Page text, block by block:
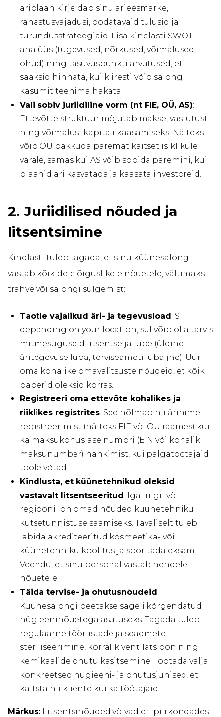
äriplaan kirjeldab sinu ärieesmärke,
rahastusvajadusi, oodatavaid tulusid ja
turundusstrateegiaid. Lisa kindlasti SWOT-
analüüs (tugevused, nõrkused, võimalused,
ohud) ning tasuvuspunkti arvutused, et
saaksid hinnata, kui kiiresti võib salong
kasumit teenima hakata.
Vali sobiv juriidiline vorm (nt FIE, OÜ, AS):
Ettevõtte struktuur mõjutab makse, vastutust
ning võimalusi kapitali kaasamiseks. Näiteks
võib OÜ pakkuda paremat kaitset isiklikule
varale, samas kui AS võib sobida paremini, kui
plaanid äri kasvatada ja kaasata investoreid.
2. Juriidilised nõuded ja
litsentsimine
Kindlasti tuleb tagada, et sinu küünesalong
vastab kõikidele õiguslikele nõuetele, vältimaks
trahve või salongi sulgemist:
Taotle vajalikud äri- ja tegevusload : S
depending on your location, sul võib olla tarvis
mitmesuguseid litsentse ja lube (üldine
äritegevuse luba, terviseameti luba jne). Uuri
oma kohalike omavalitsuste nõudeid, et kõik
paberid oleksid korras.
Registreeri oma ettevõte kohalikes ja
riiklikes registrites: See hõlmab nii ärinime
registreerimist (näiteks FIE või OÜ raames) kui
ka maksukohuslase numbri (EIN või kohalik
maksunumber) hankimist, kui palgatöötajaid
tööle võtad.
Kindlusta, et küünetehnikud oleksid
vastavalt litsentseeritud : Igal riigil või
regioonil on omad nõuded küünetehniku
kutsetunnistuse saamiseks. Tavaliselt tuleb
läbida akrediteeritud kosmeetika- või
küünetehniku koolitus ja sooritada eksam.
Veendu, et sinu personal vastab nendele
nõuetele.
Täida tervise- ja ohutusnõudeid :
Küünesalongi peetakse sageli kõrgendatud
hügieeninõuetega asutuseks. Tagada tuleb
regulaarne tööriistade ja seadmete
steriliseerimine, korralik ventilatsioon ning
kemikaalide ohutu käsitsemine. Töötada välja
konkreetsed hügieeni- ja ohutusjuhised, et
kaitsta nii kliente kui ka töötajaid.
Märkus: Litsentsinõuded võivad eri piirkondades